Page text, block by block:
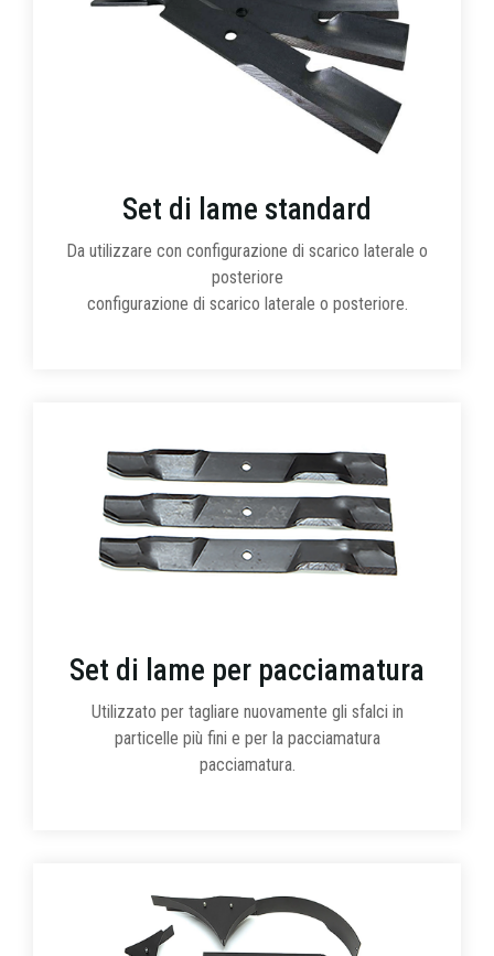
Set di lame standard
Da utilizzare con configurazione di scarico laterale o
posteriore
configurazione di scarico laterale o posteriore.
Set di lame per pacciamatura
Utilizzato per tagliare nuovamente gli sfalci in
particelle più fini e per la pacciamatura
pacciamatura.